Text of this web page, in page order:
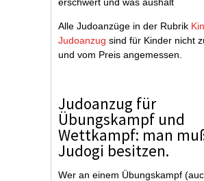
Alle Judoanzüge in der Rubrik
Judoanzug sind für Kinder nicht
und vom Preis angemessen.
Judoanzug für
Übungskampf und
Wettkampf: man
Judogi besitzen.
Wer an einem Übungskampf